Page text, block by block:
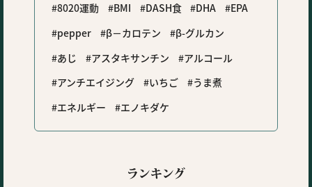
8020運動
BMI DASH食 DHA
EPA
pepper
β－カロテン
β-グルカン
あじ
アスタキサンチン
アルコール
アンチエイジング
いちご
うま煮
エネルギー
エノキダケ
ランキング